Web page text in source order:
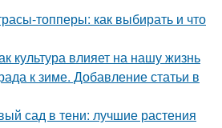
топперы: как выбирать и что
культура влияет на нашу жизнь
к зиме. Добавление статьи в
сад в тени: лучшие растения